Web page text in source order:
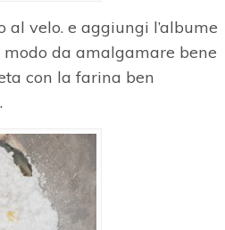
al velo. e aggiungi l’albume
modo da amalgamare bene
con la farina ben